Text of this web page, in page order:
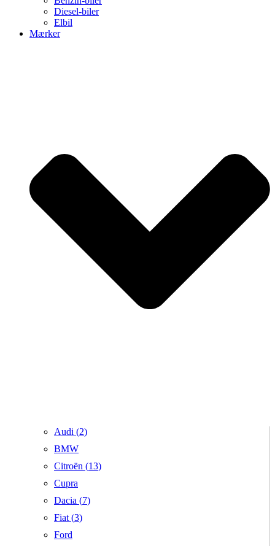
Diesel-biler
Elbil
Mærker
Audi (2)
BMW
Citroën (13)
Cupra
Dacia (7)
Fiat (3)
Ford